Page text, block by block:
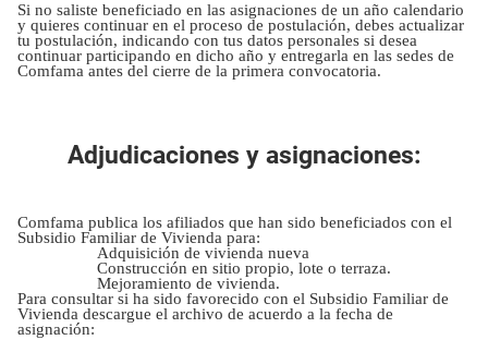
Si no saliste beneficiado en las asignaciones de un año calendario
y quieres continuar en el proceso de postulación, debes actualizar
tu postulación, indicando con tus datos personales si desea
continuar participando en dicho año y entregarla en las sedes de
Comfama antes del cierre de la primera convocatoria.
Adjudicaciones y asignaciones:
Comfama publica los afiliados que han sido beneficiados con el
Subsidio Familiar de Vivienda para:
Adquisición de vivienda nueva
Construcción en sitio propio, lote o terraza.
Mejoramiento de vivienda.
Para consultar si ha sido favorecido con el Subsidio Familiar de
Vivienda descargue el archivo de acuerdo a la fecha de
asignación: